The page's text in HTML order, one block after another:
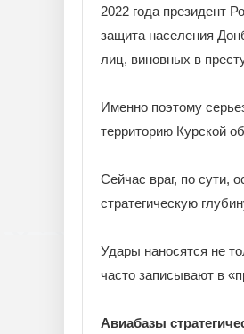
2022 года президент
защита населения
лиц, виновных в
Именно поэтому
территорию Курской
Сейчас враг, по сути,
стратегическую
Удары наносятся не
часто записывают в
Авиабазы